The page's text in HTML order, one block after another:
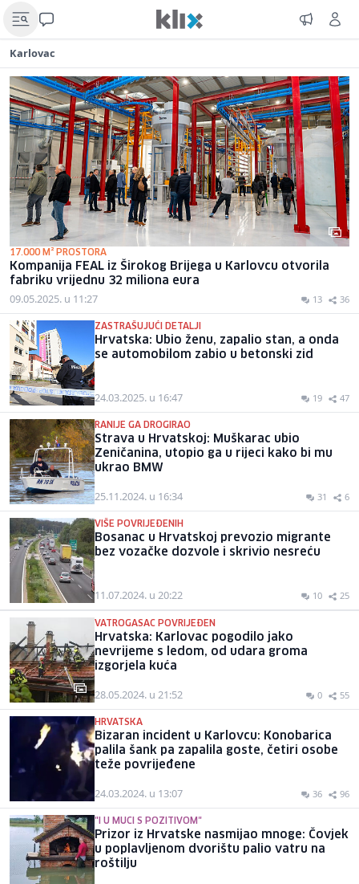
Karlovac
17.000 M² PROSTORA
Kompanija FEAL iz Širokog Brijega u Karlovcu otvorila
fabriku vrijednu 32 miliona eura
09.05.2025. u 11:27 13 36
ZASTRAŠUJUĆI DETALJI
Hrvatska: Ubio ženu, zapalio stan, a onda
se automobilom zabio u betonski zid
24.03.2025. u 16:47 19 47
RANIJE GA DROGIRAO
Strava u Hrvatskoj: Muškarac ubio
Zeničanina, utopio ga u rijeci kako bi mu
ukrao BMW
25.11.2024. u 16:34 31 6
VIŠE POVRIJEĐENIH
Bosanac u Hrvatskoj prevozio migrante
bez vozačke dozvole i skrivio nesreću
11.07.2024. u 20:22 10 25
VATROGASAC POVRIJEĐEN
Hrvatska: Karlovac pogodilo jako
nevrijeme s ledom, od udara groma
izgorjela kuća
28.05.2024. u 21:52 0 55
HRVATSKA
Bizaran incident u Karlovcu: Konobarica
palila šank pa zapalila goste, četiri osobe
teže povrijeđene
24.03.2024. u 13:07 36 96
"I U MUCI S POZITIVOM"
Prizor iz Hrvatske nasmijao mnoge: Čovjek
u poplavljenom dvorištu palio vatru na
roštilju